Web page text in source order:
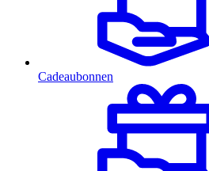
Cadeaubonnen